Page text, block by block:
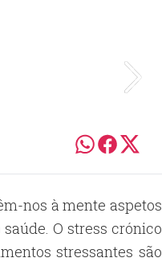
nos à mente aspetos
O stress crónico
stressantes são